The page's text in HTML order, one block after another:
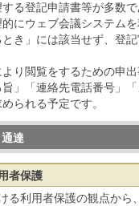
る登記申請書等が多数
にウェブ会議システム
き」には該当せず、登
り閲覧をするための申
」「連絡先電話番号」
られる予定です。
達
者保護
る利用者保護の観点から